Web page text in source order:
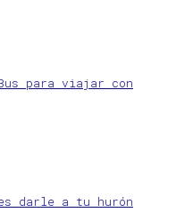
para viajar con
darle a tu hurón